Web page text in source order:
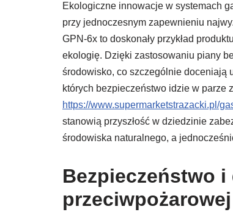
Ekologiczne innowacje w systemach
przy jednoczesnym zapewnieniu
GPN-6x to doskonały przykład
ekologię. Dzięki zastosowaniu piany
środowisko, co szczególnie doceniają
których bezpieczeństwo idzie w parze
https://www.supermarketstrazacki.pl/
stanowią przyszłość w dziedzinie
środowiska naturalnego, a
Bezpieczeństwo
przeciwpożarowej